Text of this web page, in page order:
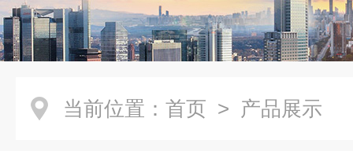
当前位置： 首页 > 产品展示